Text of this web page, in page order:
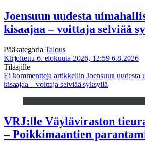
Joensuun uudesta
kisaajaa – voittaja selviää
Pääkategoria Talous
Kirjoitettu 6. elokuuta 2026, 12:59 6.8.2026
Tilaajille
Ei kommentteja artikkeliin Joensuun uudesta
kisaajaa – voittaja selviää syksyllä
VRJ:lle Väyläviraston
– Poikkimaantien